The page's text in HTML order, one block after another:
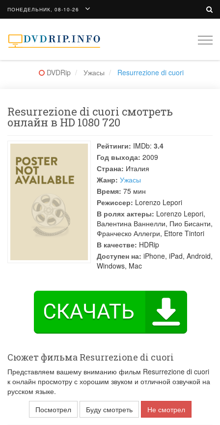
ПОНЕДЕЛЬНИК, 08-10-26
DVDRip Ужасы Resurrezione di cuori
Resurrezione di cuori смотреть
онлайн в HD 1080 720
Рейтинги: IMDb: 3.4
Год выхода: 2009
Страна: Италия
Жанр: Ужасы
Время: 75 мин
Режиссер: Lorenzo Lepori
В ролях актеры: Lorenzo Lepori,
Валентина Ваннелли, Пио Бисанти,
Франческо Аллегри, Ettore Tintori
В качестве: HDRip
Доступен на: iPhone, iPad, Android,
Windows, Mac
Сюжет фильма Resurrezione di cuori
Представляем вашему вниманию фильм Resurrezione di cuori
к онлайн просмотру с хорошим звуком и отличной озвучкой на
русском языке.
Посмотрел
Буду смотреть Не смотрел